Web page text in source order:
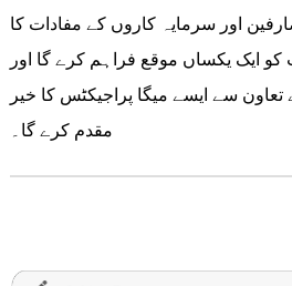
صارفین اور سرمایہ کاروں کے مفادات کا
ایک یکساں موقع فراہم کرے گا اور
سے ایسے میگا پراجیکٹس کا خیر
مقدم کرے گا۔